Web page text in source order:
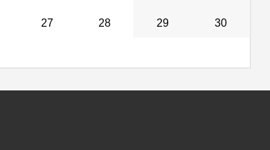
27 28 29 30